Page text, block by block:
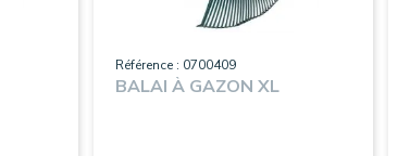
Référence : 0700409
BALAI À GAZON XL